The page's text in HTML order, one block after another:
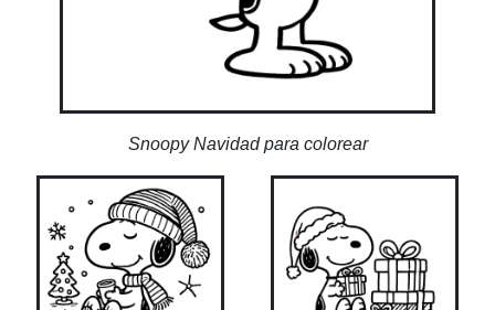
Snoopy Navidad para colorear